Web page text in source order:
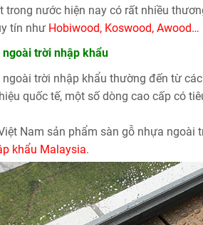
trong nước hiện nay có rất nhiều
tín như Hobiwood, Koswood, Awood…
ngoài trời nhập khẩu
trời nhập khẩu thường đến từ
quốc tế, một số dòng cao cấp có
Nam sản phẩm sàn gỗ nhựa
khẩu Malaysia.